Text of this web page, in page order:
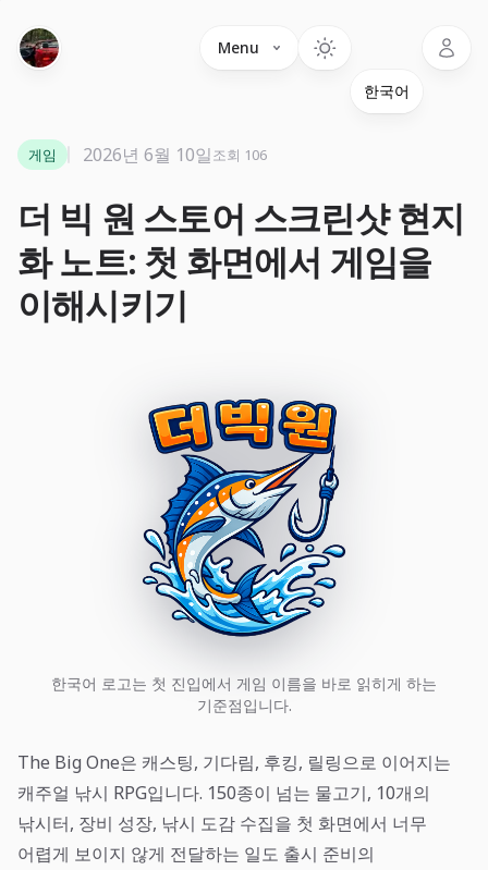
Menu
더 빅 원 스토어 스크린샷 현지
화 노트: 첫 화면에서 게임을
이해시키기
게임 2026년 6월 10일조회 106
한국어 로고는 첫 진입에서 게임 이름을 바로 읽히게 하는
기준점입니다.
The Big One은 캐스팅, 기다림, 후킹, 릴링으로 이어지는
캐주얼 낚시 RPG입니다. 150종이 넘는 물고기, 10개의
낚시터, 장비 성장, 낚시 도감 수집을 첫 화면에서 너무
어렵게 보이지 않게 전달하는 일도 출시 준비의